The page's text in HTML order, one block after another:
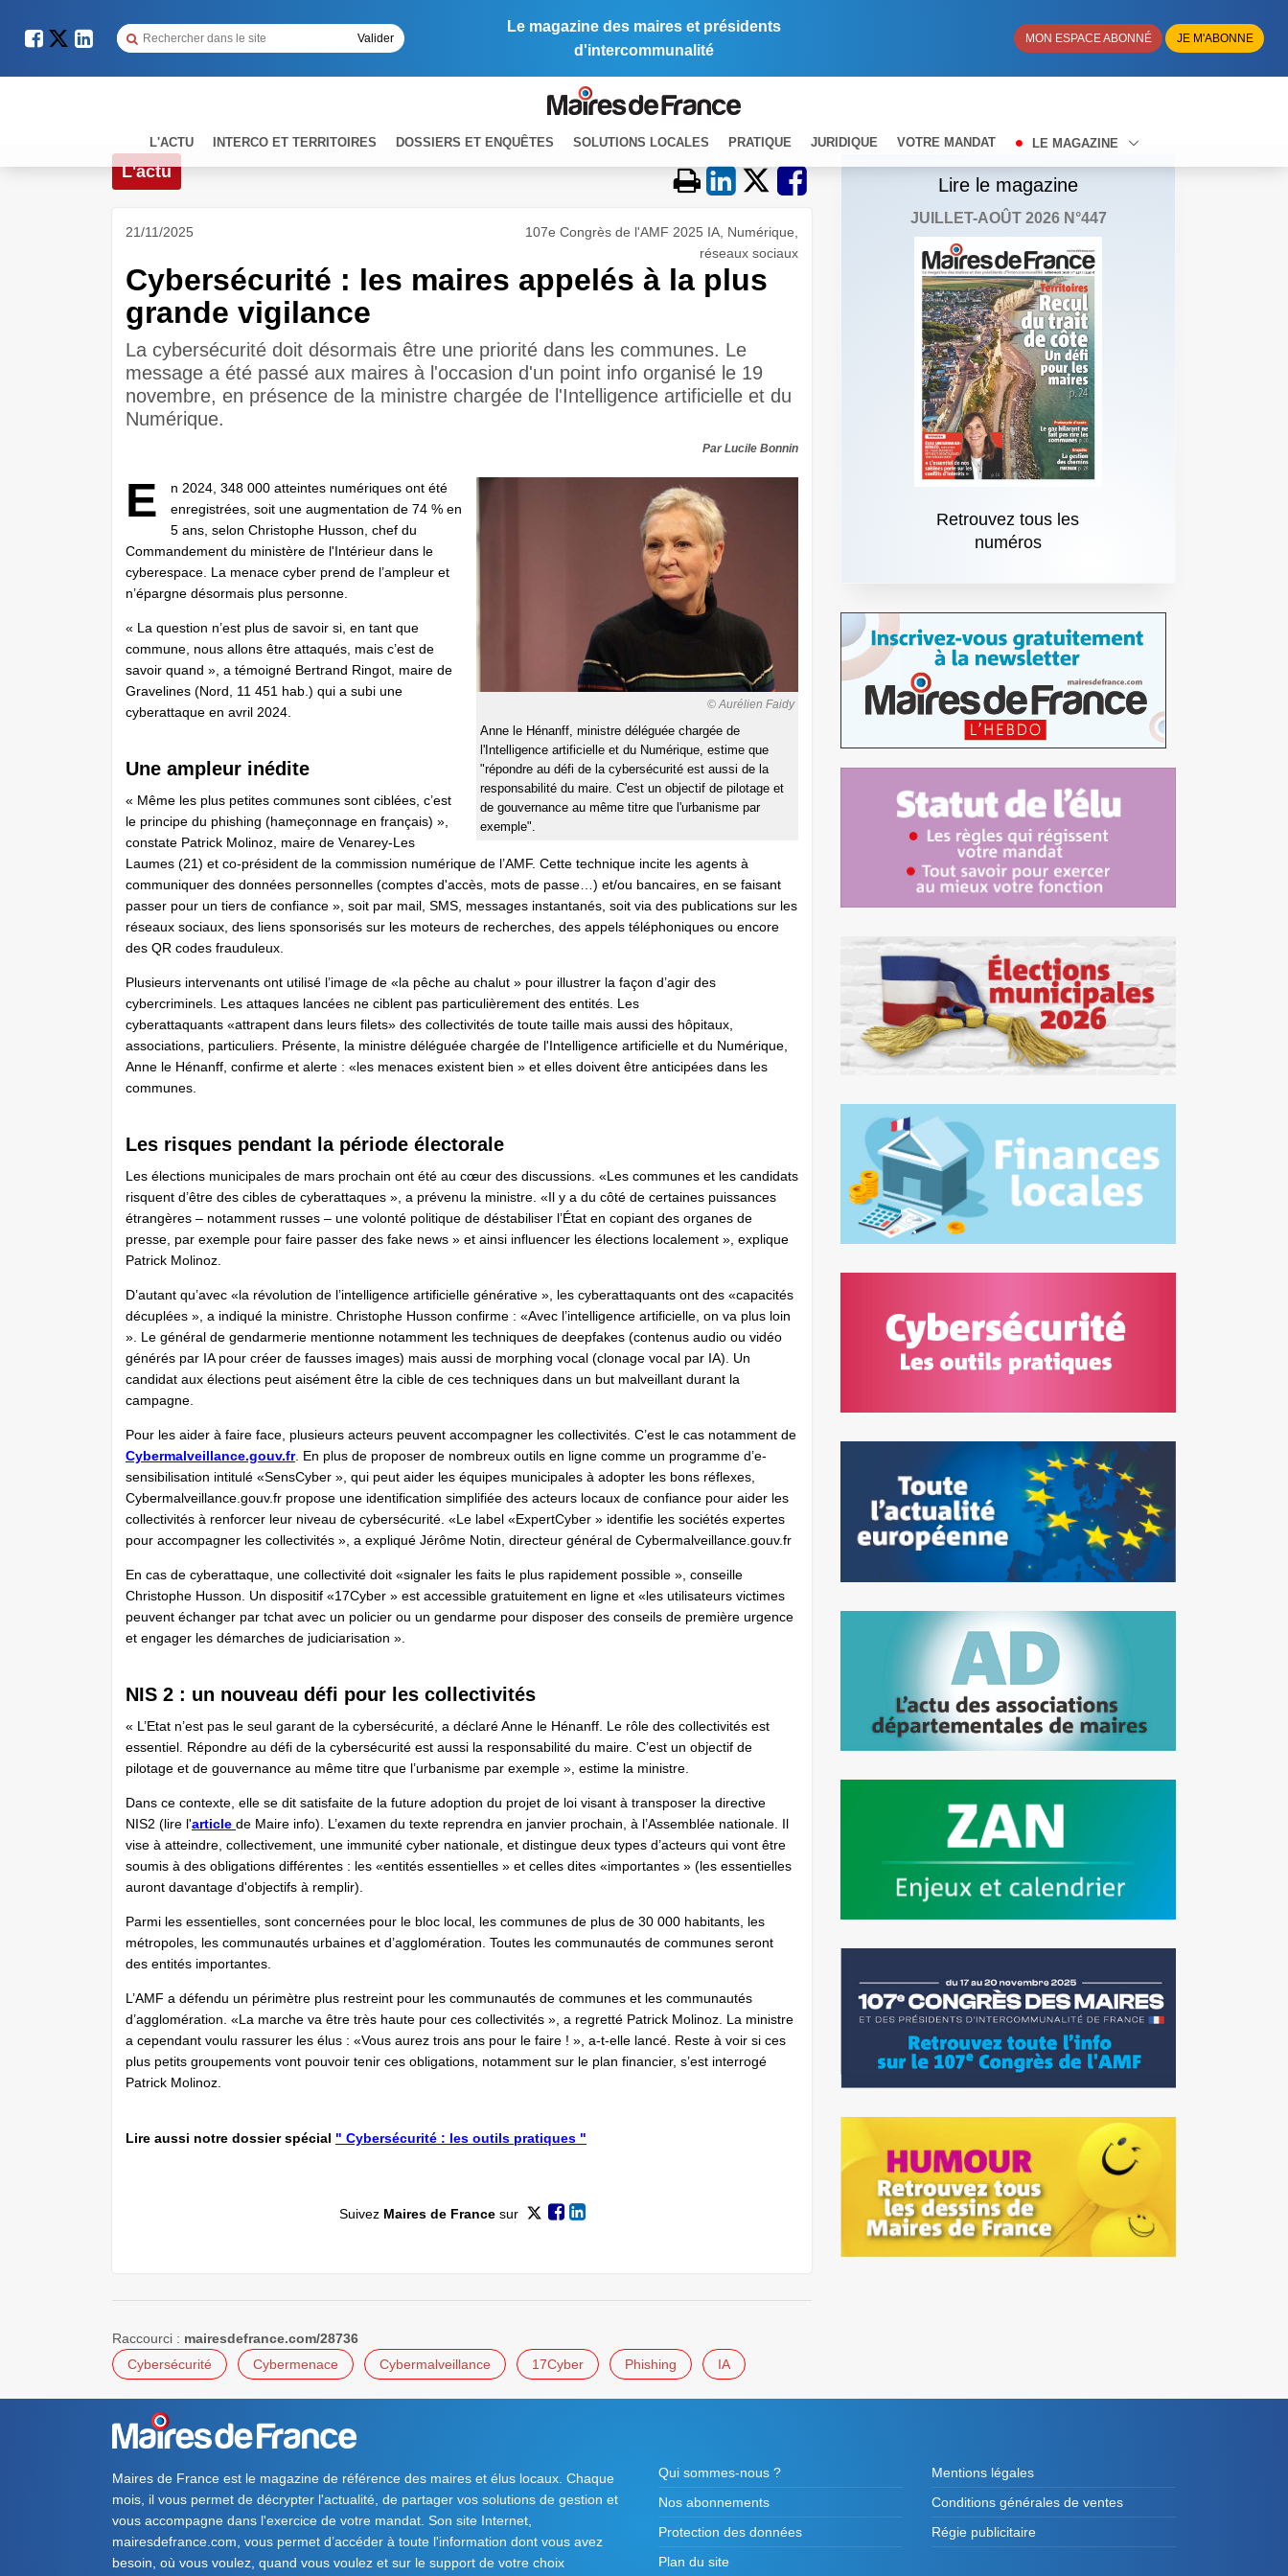
Le magazine des maires et présidents
d'intercommunalité
MON ESPACE ABONNÉ JE M'ABONNE
L'ACTU INTERCO ET TERRITOIRES DOSSIERS ET ENQUÊTES SOLUTIONS LOCALES PRATIQUE JURIDIQUE VOTRE MANDAT LE MAGAZINE
L'actu
21/11/2025
107e Congrès de l'AMF 2025 IA, Numérique,
réseaux sociaux
Cybersécurité : les maires appelés à la plus
grande vigilance
La cybersécurité doit désormais être une priorité dans les communes. Le
message a été passé aux maires à l'occasion d'un point info organisé le 19
novembre, en présence de la ministre chargée de l'Intelligence artificielle et du
Numérique.
Par Lucile Bonnin
© Aurélien Faidy
Anne le Hénanff, ministre déléguée chargée de
l'Intelligence artificielle et du Numérique, estime que
"répondre au défi de la cybersécurité est aussi de la
responsabilité du maire. C'est un objectif de pilotage et
de gouvernance au même titre que l'urbanisme par
exemple".
E
n 2024, 348 000 atteintes numériques ont été
enregistrées, soit une augmentation de 74 % en
5 ans, selon Christophe Husson, chef du
Commandement du ministère de l'Intérieur dans le
cyberespace. La menace cyber prend de l’ampleur et
n’épargne désormais plus personne.
« La question n’est plus de savoir si, en tant que
commune, nous allons être attaqués, mais c’est de
savoir quand », a témoigné Bertrand Ringot, maire de
Gravelines (Nord, 11 451 hab.) qui a subi une
cyberattaque en avril 2024.
Une ampleur inédite
« Même les plus petites communes sont ciblées, c’est
le principe du phishing (hameçonnage en français) »,
constate Patrick Molinoz, maire de Venarey-Les
Laumes (21) et co-président de la commission numérique de l’AMF. Cette technique incite les agents à
communiquer des données personnelles (comptes d'accès, mots de passe…) et/ou bancaires, en se faisant
passer pour un tiers de confiance », soit par mail, SMS, messages instantanés, soit via des publications sur les
réseaux sociaux, des liens sponsorisés sur les moteurs de recherches, des appels téléphoniques ou encore
des QR codes frauduleux.
Plusieurs intervenants ont utilisé l’image de «la pêche au chalut » pour illustrer la façon d’agir des
cybercriminels. Les attaques lancées ne ciblent pas particulièrement des entités. Les
cyberattaquants «attrapent dans leurs filets» des collectivités de toute taille mais aussi des hôpitaux,
associations, particuliers. Présente, la ministre déléguée chargée de l'Intelligence artificielle et du Numérique,
Anne le Hénanff, confirme et alerte : «les menaces existent bien » et elles doivent être anticipées dans les
communes.
Les risques pendant la période électorale
Les élections municipales de mars prochain ont été au cœur des discussions. «Les communes et les candidats
risquent d’être des cibles de cyberattaques », a prévenu la ministre. «Il y a du côté de certaines puissances
étrangères – notamment russes – une volonté politique de déstabiliser l’État en copiant des organes de
presse, par exemple pour faire passer des fake news » et ainsi influencer les élections localement », explique
Patrick Molinoz.
D’autant qu’avec «la révolution de l’intelligence artificielle générative », les cyberattaquants ont des «capacités
décuplées », a indiqué la ministre. Christophe Husson confirme : «Avec l’intelligence artificielle, on va plus loin
». Le général de gendarmerie mentionne notamment les techniques de deepfakes (contenus audio ou vidéo
générés par IA pour créer de fausses images) mais aussi de morphing vocal (clonage vocal par IA). Un
candidat aux élections peut aisément être la cible de ces techniques dans un but malveillant durant la
campagne.
Pour les aider à faire face, plusieurs acteurs peuvent accompagner les collectivités. C’est le cas notamment de
Cybermalveillance.gouv.fr. En plus de proposer de nombreux outils en ligne comme un programme d’e-
sensibilisation intitulé «SensCyber », qui peut aider les équipes municipales à adopter les bons réflexes,
Cybermalveillance.gouv.fr propose une identification simplifiée des acteurs locaux de confiance pour aider les
collectivités à renforcer leur niveau de cybersécurité. «Le label «ExpertCyber » identifie les sociétés expertes
pour accompagner les collectivités », a expliqué Jérôme Notin, directeur général de Cybermalveillance.gouv.fr
En cas de cyberattaque, une collectivité doit «signaler les faits le plus rapidement possible », conseille
Christophe Husson. Un dispositif «17Cyber » est accessible gratuitement en ligne et «les utilisateurs victimes
peuvent échanger par tchat avec un policier ou un gendarme pour disposer des conseils de première urgence
et engager les démarches de judiciarisation ».
NIS 2 : un nouveau défi pour les collectivités
« L’Etat n’est pas le seul garant de la cybersécurité, a déclaré Anne le Hénanff. Le rôle des collectivités est
essentiel. Répondre au défi de la cybersécurité est aussi la responsabilité du maire. C’est un objectif de
pilotage et de gouvernance au même titre que l’urbanisme par exemple », estime la ministre.
Dans ce contexte, elle se dit satisfaite de la future adoption du projet de loi visant à transposer la directive
NIS2 (lire l'article de Maire info). L’examen du texte reprendra en janvier prochain, à l’Assemblée nationale. Il
vise à atteindre, collectivement, une immunité cyber nationale, et distingue deux types d’acteurs qui vont être
soumis à des obligations différentes : les «entités essentielles » et celles dites «importantes » (les essentielles
auront davantage d'objectifs à remplir).
Parmi les essentielles, sont concernées pour le bloc local, les communes de plus de 30 000 habitants, les
métropoles, les communautés urbaines et d’agglomération. Toutes les communautés de communes seront
des entités importantes.
L’AMF a défendu un périmètre plus restreint pour les communautés de communes et les communautés
d’agglomération. «La marche va être très haute pour ces collectivités », a regretté Patrick Molinoz. La ministre
a cependant voulu rassurer les élus : «Vous aurez trois ans pour le faire ! », a-t-elle lancé. Reste à voir si ces
plus petits groupements vont pouvoir tenir ces obligations, notamment sur le plan financier, s’est interrogé
Patrick Molinoz.
Lire aussi notre dossier spécial " Cybersécurité : les outils pratiques "
Suivez Maires de Francesur
Raccourci : mairesdefrance.com/28736
Cybersécurité
Cybermenace Cybermalveillance 17Cyber Phishing IA
Lire le magazine
JUILLET-AOÛT 2026 N°447
Retrouvez tous les
numéros
Maires de France est le magazine de référence des maires et élus locaux. Chaque
mois, il vous permet de décrypter l'actualité, de partager vos solutions de gestion et
vous accompagne dans l'exercice de votre mandat. Son site Internet,
mairesdefrance.com, vous permet d’accéder à toute l'information dont vous avez
besoin, où vous voulez, quand vous voulez et sur le support de votre choix
Qui sommes-nous ?
Nos abonnements
Protection des données
Plan du site
Mentions légales
Conditions générales de ventes
Régie publicitaire